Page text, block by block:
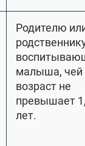
Родителю
малыша, чей
возраст не
превышает
лет.